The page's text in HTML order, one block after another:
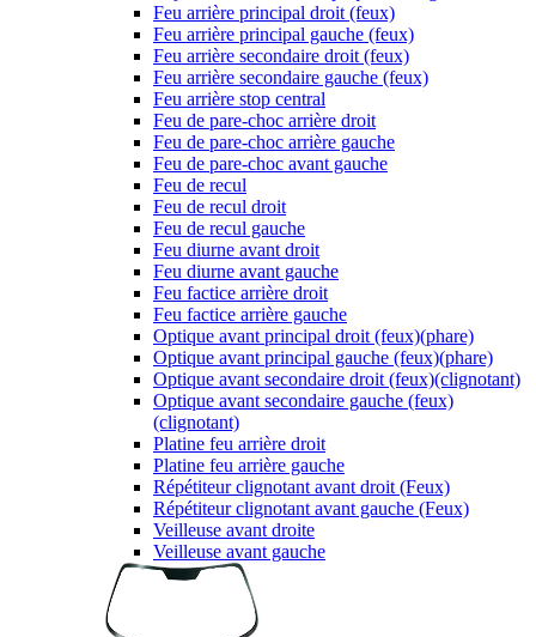
Feu arrière principal droit (feux)
Feu arrière principal gauche (feux)
Feu arrière secondaire droit (feux)
Feu arrière secondaire gauche (feux)
Feu arrière stop central
Feu de pare-choc arrière droit
Feu de pare-choc arrière gauche
Feu de pare-choc avant gauche
Feu de recul
Feu de recul droit
Feu de recul gauche
Feu diurne avant droit
Feu diurne avant gauche
Feu factice arrière droit
Feu factice arrière gauche
Optique avant principal droit (feux)(phare)
Optique avant principal gauche (feux)(phare)
Optique avant secondaire droit (feux)(clignotant)
Optique avant secondaire gauche (feux)
(clignotant)
Platine feu arrière droit
Platine feu arrière gauche
Répétiteur clignotant avant droit (Feux)
Répétiteur clignotant avant gauche (Feux)
Veilleuse avant droite
Veilleuse avant gauche